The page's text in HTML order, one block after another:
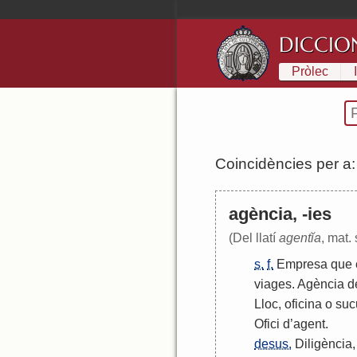
Pròlec
Coincidències per a:
agència, -ies
(Del llatí agentĭa, mat.
s. f. Empresa que
viages. Agència
Lloc, oficina o
Ofici d’agent.
desus. Diligència,